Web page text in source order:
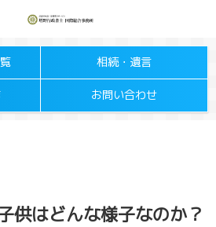
相続・遺言
お問い合わせ
供はどんな様子なのか？